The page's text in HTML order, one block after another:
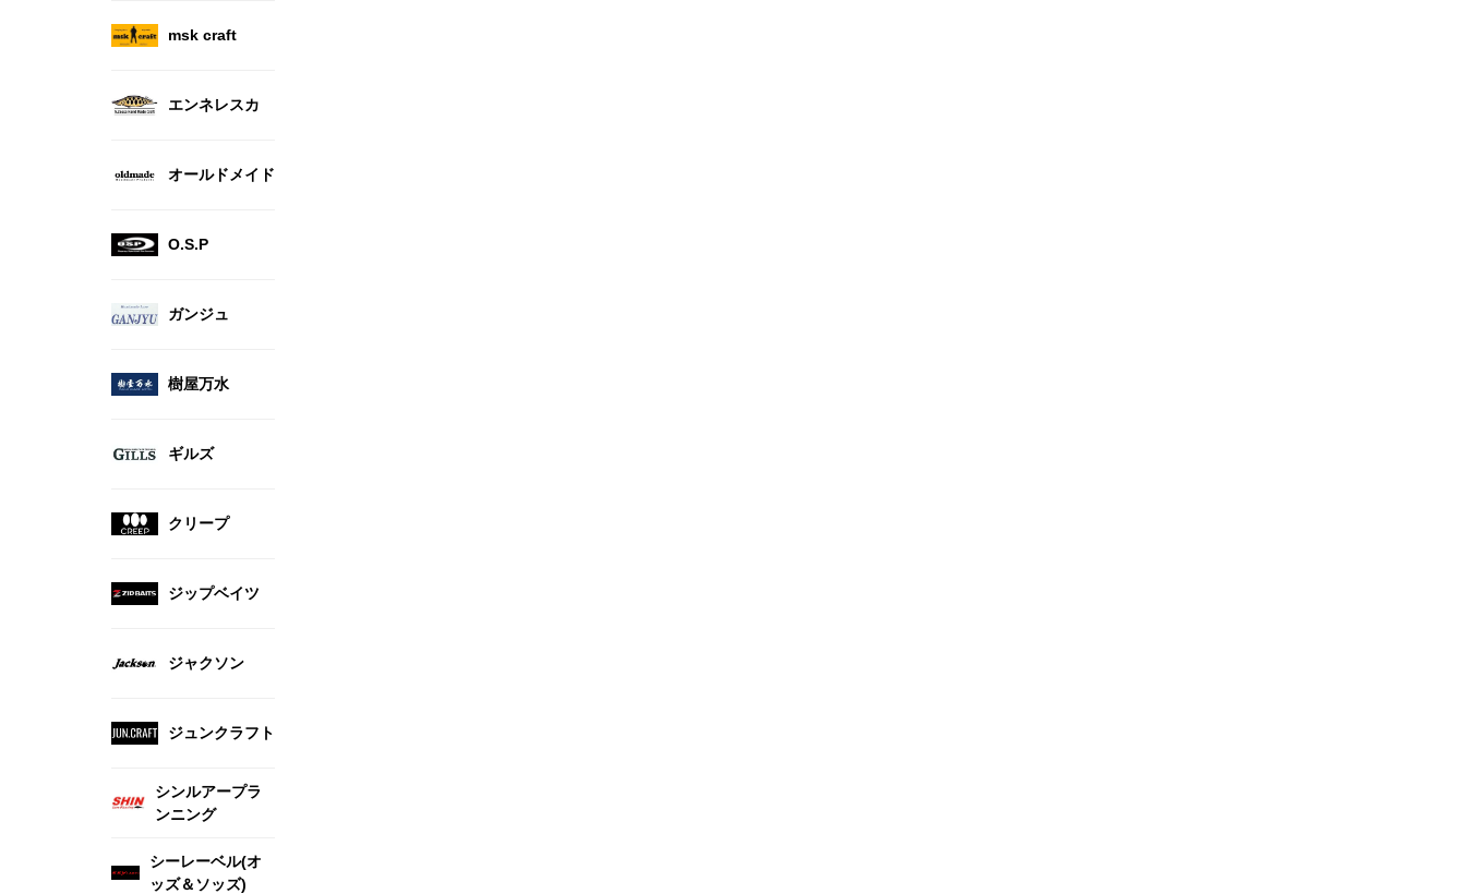
msk craft
エンネレスカ
オールドメイド
O.S.P
ガンジュ
樹屋万水
ギルズ
クリープ
ジップベイツ
ジャクソン
ジュンクラフト
シンルアープラ
ンニング
シーレーベル(オ
ッズ＆ソッズ)